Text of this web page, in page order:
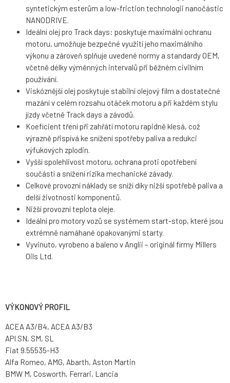
syntetickým esterům a low-friction technologii nanočástic
NANODRIVE.
Ideální olej pro Track days: poskytuje maximální ochranu
motoru, umožňuje bezpečné využití jeho maximálního
výkonu a zároveň splňuje uvedené normy a standardy OEM,
včetně délky výměnných intervalů při běžném civilním
používání.
Viskóznější olej poskytuje stabilní olejový film a dostatečné
mazání v celém rozsahu otáček motoru a při každém stylu
jízdy včetně Track days a závodů.
Koeficient tření při zahřátí motoru rapidně klesá, což
výrazně přispívá ke snížení spotřeby paliva a redukci
výfukových zplodin.
Vyšší spolehlivost motoru, ochrana proti opotřebení
součástí a snížení rizika mechanické závady.
Celkové provozní náklady se sníží díky nižší spotřebě paliva a
delší životnosti komponentů.
Nižší provozní teplota oleje.
Ideální pro motory vozů se systémem start-stop, které jsou
extrémně namáhané opakovanými starty.
Vyvinuto, vyrobeno a baleno v Anglii – originál firmy Millers
Oils Ltd.
VÝKONOVÝ PROFIL
ACEA A3/B4, ACEA A3/B3
API SN, SM, SL
Fiat 9.55535-H3
Alfa Romeo, AMG, Abarth, Aston Martin
BMW M, Cosworth, Ferrari, Lancia